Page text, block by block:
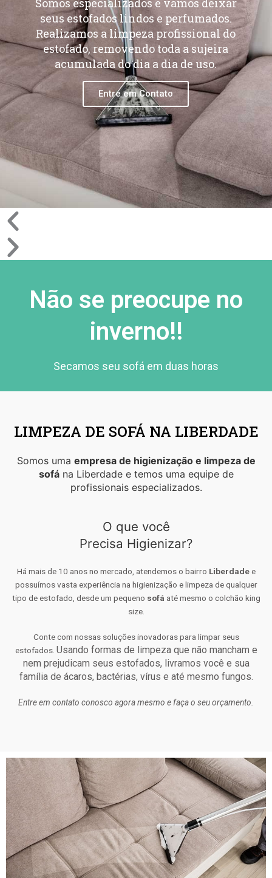
seus estofados lindos e perfumados.
Realizamos a limpeza profissional do
estofado, removendo toda a sujeira
acumulada do dia a dia de uso.
Entre em Contato
Não se preocupe no
inverno!!
Secamos seu sofá em duas horas
LIMPEZA DE SOFÁ NA LIBERDADE
Somos uma empresa de higienização e limpeza de
sofána Liberdade e temos uma equipe de
profissionais especializados.
O que você
Precisa Higienizar?
Há mais de 10 anos no mercado, atendemos o bairro Liberdadee
possuímos vasta experiência na higienização e limpeza de qualquer
tipo de estofado, desde um pequeno sofá até mesmo o colchão king
size.
Conte com nossas soluções inovadoras para limpar seus
estofados. Usando formas de limpeza que não mancham e
nem prejudicam seus estofados, livramos você e sua
família de ácaros, bactérias, vírus e até mesmo fungos.
Entre em contato conosco agora mesmo e faça o seu orçamento.